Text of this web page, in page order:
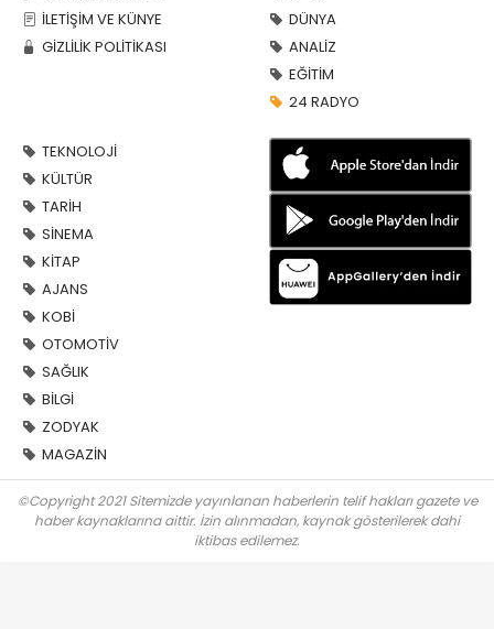
İLETİŞİM VE KÜNYE
GİZLİLİK POLİTİKASI
DÜNYA
ANALİZ
EĞİTİM
24 RADYO
TEKNOLOJİ
KÜLTÜR
TARİH
SİNEMA
KİTAP
AJANS
KOBİ
OTOMOTİV
SAĞLIK
BİLGİ
ZODYAK
MAGAZİN
©Copyright 2021 Sitemizde yayınlanan haberlerin telif hakları gazete ve
haber kaynaklarına aittir. İzin alınmadan, kaynak gösterilerek dahi
iktibas edilemez.